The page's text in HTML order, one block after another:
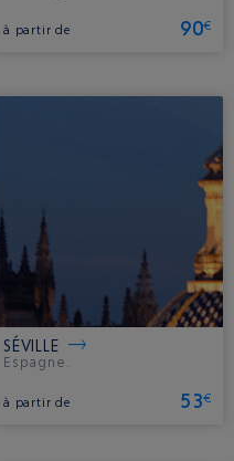
à partir de 90€
SÉVILLE
Espagne.
à partir de 53€